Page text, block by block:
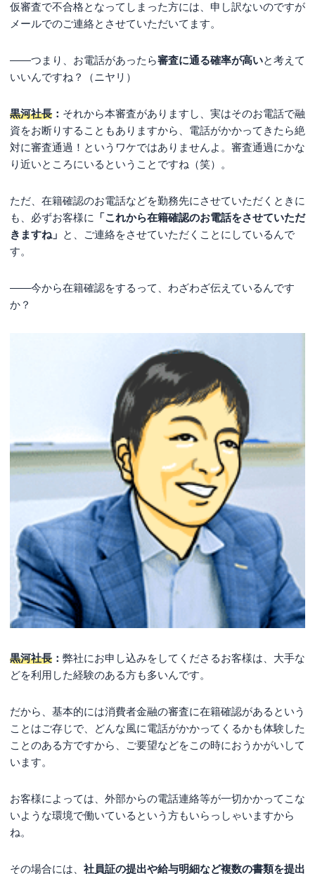
仮審査で不合格となってしまった方には、申し訳ないのですが
メールでのご連絡とさせていただいてます。
――つまり、お電話があったら審査に通る確率が高いと考えて
いいんですね？（ニヤリ）
黒河社長 ： それから本審査がありますし、実はそのお電話で融
資をお断りすることもありますから、電話がかかってきたら絶
対に審査通過！というワケではありませんよ。審査通過にかな
り近いところにいるということですね（笑）。
ただ、在籍確認のお電話などを勤務先にさせていただくときに
も、必ずお客様に
「これから在籍確認のお電話をさせていただ
きますね」 と、ご連絡をさせていただくことにしているんで
す。
――今から在籍確認をするって、わざわざ伝えているんです
か？
黒河社長 ： 弊社にお申し込みをしてくださるお客様は、大手な
どを利用した経験のある方も多いんです。
だから、基本的には消費者金融の審査に在籍確認があるという
ことはご存じで、どんな風に電話がかかってくるかも体験した
ことのある方ですから、ご要望などをこの時におうかがいして
います。
お客様によっては、外部からの電話連絡等が一切かかってこな
いような環境で働いているという方もいらっしゃいますから
ね。
その場合には、 社員証の提出や給与明細など複数の書類を提出